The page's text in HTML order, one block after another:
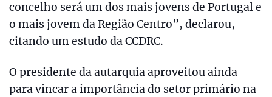
concelho será um dos mais jovens de Portugal e
o mais jovem da Região Centro”, declarou,
citando um estudo da CCDRC.
O presidente da autarquia aproveitou ainda
para vincar a importância do setor primário na